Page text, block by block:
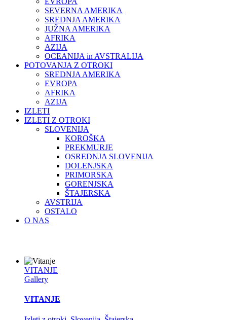
SEVERNA AMERIKA
SREDNJA AMERIKA
JUŽNA AMERIKA
AFRIKA
AZIJA
OCEANIJA in AVSTRALIJA
POTOVANJA Z OTROKI
SREDNJA AMERIKA
EVROPA
AFRIKA
AZIJA
IZLETI
IZLETI Z OTROKI
SLOVENIJA
KOROŠKA
PREKMURJE
OSREDNJA SLOVENIJA
DOLENJSKA
PRIMORSKA
GORENJSKA
ŠTAJERSKA
AVSTRIJA
OSTALO
O NAS
VITANJE
Gallery
VITANJE